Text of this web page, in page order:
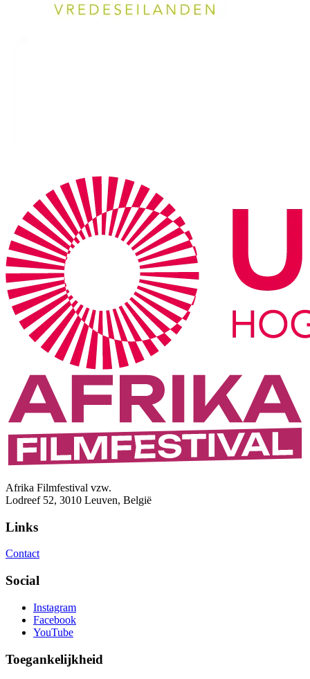
Afrika Filmfestival vzw.
Lodreef 52, 3010 Leuven, België
Links
Contact
Social
Instagram
Facebook
YouTube
Toegankelijkheid